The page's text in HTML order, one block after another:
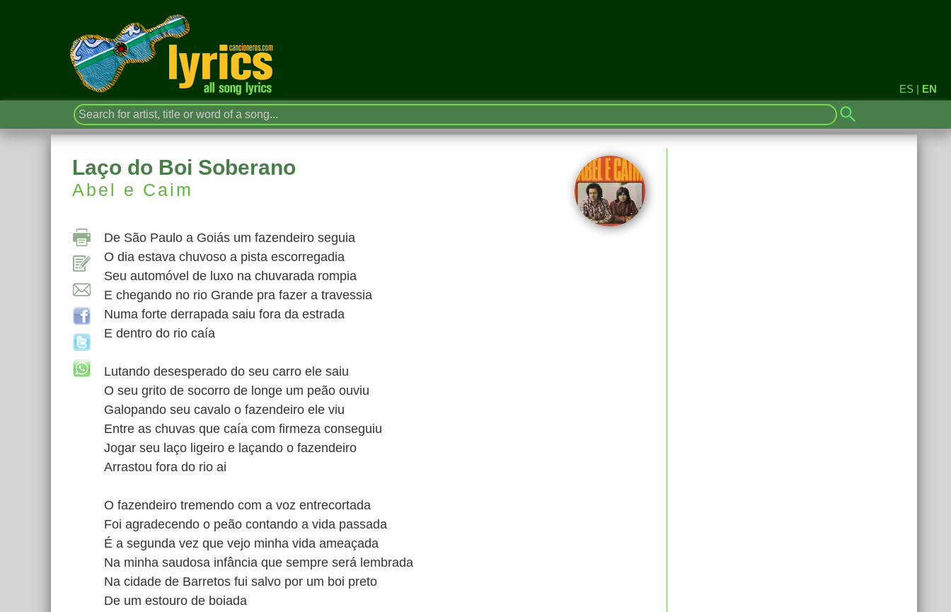
ES | EN
Laço do Boi Soberano
Abel e Caim
De São Paulo a Goiás um fazendeiro seguia
O dia estava chuvoso a pista escorregadia
Seu automóvel de luxo na chuvarada rompia
E chegando no rio Grande pra fazer a travessia
Numa forte derrapada saiu fora da estrada
E dentro do rio caía
Lutando desesperado do seu carro ele saiu
O seu grito de socorro de longe um peão ouviu
Galopando seu cavalo o fazendeiro ele viu
Entre as chuvas que caía com firmeza conseguiu
Jogar seu laço ligeiro e laçando o fazendeiro
Arrastou fora do rio ai
O fazendeiro tremendo com a voz entrecortada
Foi agradecendo o peão contando a vida passada
É a segunda vez que vejo minha vida ameaçada
Na minha saudosa infância que sempre será lembrada
Na cidade de Barretos fui salvo por um boi preto
De um estouro de boiada